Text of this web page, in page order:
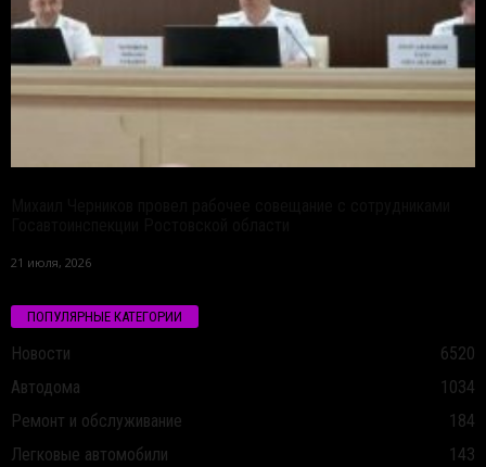
21 июля, 2026
ПОПУЛЯРНЫЕ КАТЕГОРИИ
Новости
6520
Автодома
1034
Ремонт и обслуживание
184
Легковые автомобили
143